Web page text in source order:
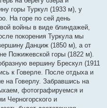
горы Туркул (1933 м), у
На горе по сей день
войны в виде блиндажей,
покорения Туркула мы
Данциж (1850 м), а от
Пожижевской горы (1822 м).
вершину Брескул (1911
к Говерле. После отдыха и
на Говерлу. Забравшись на
фотографируемся и
Черногорского и